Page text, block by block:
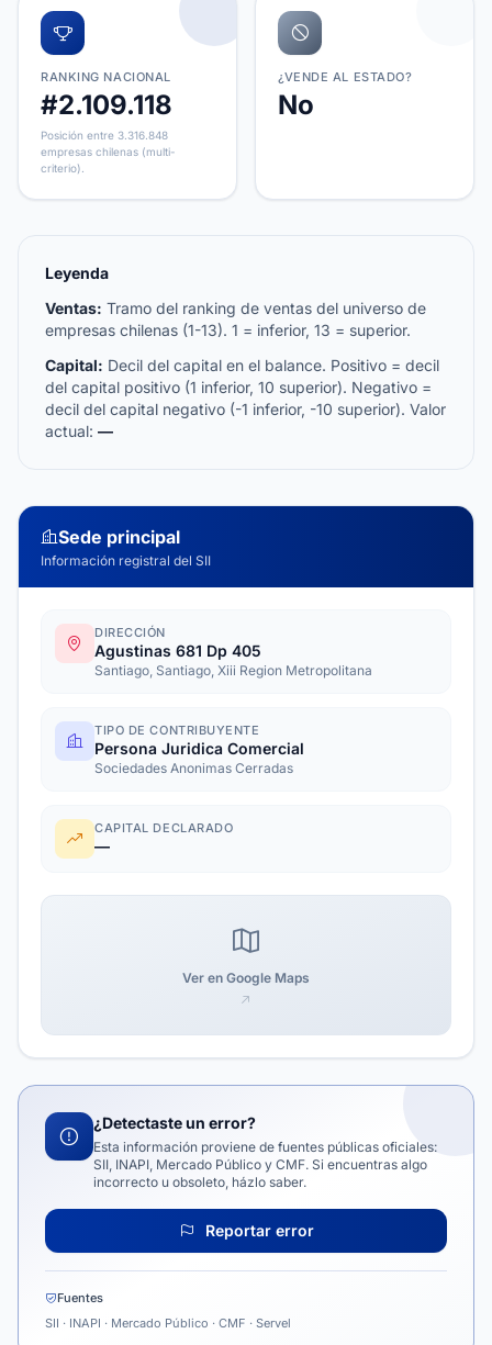
RANKING NACIONAL
#2.109.118
Posición entre 3.316.848
empresas chilenas (multi-
criterio).
¿VENDE AL ESTADO?
No
Leyenda
Ventas: Tramo del ranking de ventas del universo de
empresas chilenas (1-13). 1 = inferior, 13 = superior.
Capital: Decil del capital en el balance. Positivo = decil
del capital positivo (1 inferior, 10 superior). Negativo =
decil del capital negativo (-1 inferior, -10 superior). Valor
actual: —
Sede principal
Información registral del SII
DIRECCIÓN
Agustinas 681 Dp 405
Santiago, Santiago, Xiii Region Metropolitana
TIPO DE CONTRIBUYENTE
Persona Juridica Comercial
Sociedades Anonimas Cerradas
CAPITAL DECLARADO
—
Ver en Google Maps
¿Detectaste un error?
Esta información proviene de fuentes públicas oficiales:
SII, INAPI, Mercado Público y CMF. Si encuentras algo
incorrecto u obsoleto, házlo saber.
Reportar error
Fuentes
SII · INAPI · Mercado Público · CMF · Servel